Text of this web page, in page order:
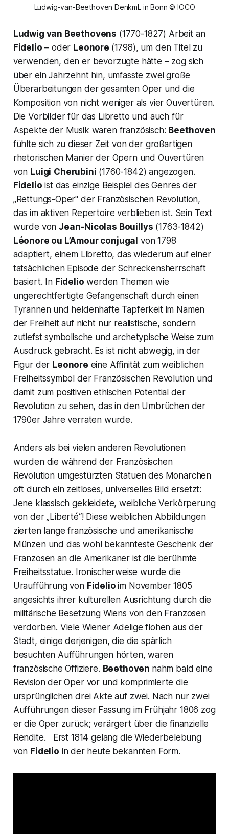
Ludwig-van-Beethoven DenkmL in Bonn © IOCO
Ludwig van Beethovens (1770-1827) Arbeit an
Fidelio – oder Leonore (1798), um den Titel zu
verwenden, den er bevorzugte hätte – zog sich
über ein Jahrzehnt hin, umfasste zwei große
Überarbeitungen der gesamten Oper und die
Komposition von nicht weniger als vier Ouvertüren.
Die Vorbilder für das Libretto und auch für
Aspekte der Musik waren französisch: Beethoven
fühlte sich zu dieser Zeit von der großartigen
rhetorischen Manier der Opern und Ouvertüren
von Luigi Cherubini (1760-1842) angezogen.
Fidelio ist das einzige Beispiel des Genres der
„Rettungs-Oper" der Französischen Revolution,
das im aktiven Repertoire verblieben ist. Sein Text
wurde vonJean-Nicolas Bouillys (1763-1842)
Léonore ou L’Amour conjugal von 1798
adaptiert, einem Libretto, das wiederum auf einer
tatsächlichen Episode der Schreckensherrschaft
basiert. In Fidelio werden Themen wie
ungerechtfertigte Gefangenschaft durch einen
Tyrannen und heldenhafte Tapferkeit im Namen
der Freiheit auf nicht nur realistische, sondern
zutiefst symbolische und archetypische Weise zum
Ausdruck gebracht. Es ist nicht abwegig, in der
Figur der Leonore eine Affinität zum weiblichen
Freiheitssymbol der Französischen Revolution und
damit zum positiven ethischen Potential der
Revolution zu sehen, das in den Umbrüchen der
1790er Jahre verraten wurde.
Anders als bei vielen anderen Revolutionen
wurden die während der Französischen
Revolution umgestürzten Statuen des Monarchen
oft durch ein zeitloses, universelles Bild ersetzt:
Jene klassisch gekleidete, weibliche Verkörperung
von der„Liberté“!Diese weiblichen Abbildungen
zierten lange französische und amerikanische
Münzen und das wohl bekannteste Geschenk der
Franzosen an die Amerikaner ist die berühmte
Freiheitsstatue. Ironischerweise wurde die
Uraufführung von Fidelioim November 1805
angesichts ihrer kulturellen Ausrichtung durch die
militärische Besetzung Wiens von den Franzosen
verdorben. Viele Wiener Adelige flohen aus der
Stadt, einige derjenigen, die die spärlich
besuchten Aufführungen hörten, waren
französische Offiziere. Beethoven nahm bald eine
Revision der Oper vor und komprimierte die
ursprünglichen drei Akte auf zwei. Nach nur zwei
Aufführungen dieser Fassung im Frühjahr 1806 zog
er die Oper zurück; verärgert über die finanzielle
Rendite. Erst 1814 gelang die Wiederbelebung
von Fidelio in der heute bekannten Form.